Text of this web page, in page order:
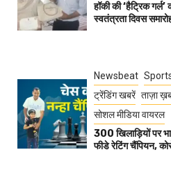
हॉकी की ‘हैट्रिक
स्वतंत्रता दिवस
Newsbeat
ट्रेंडिंग खबरें ताज़ा
सोशल मीडिया वायरल
300 खिलाड़ियों पर
फीडे रेटिंग चैंपियन,